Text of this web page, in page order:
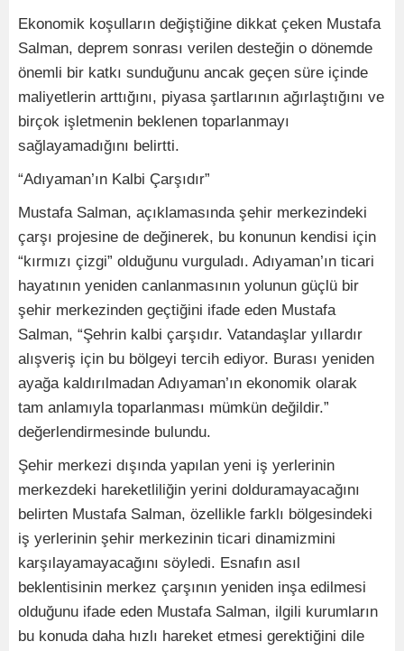
Ekonomik koşulların değiştiğine dikkat çeken Mustafa
Salman, deprem sonrası verilen desteğin o dönemde
önemli bir katkı sunduğunu ancak geçen süre içinde
maliyetlerin arttığını, piyasa şartlarının ağırlaştığını ve
birçok işletmenin beklenen toparlanmayı
sağlayamadığını belirtti.
“Adıyaman’ın Kalbi Çarşıdır”
Mustafa Salman, açıklamasında şehir merkezindeki
çarşı projesine de değinerek, bu konunun kendisi için
“kırmızı çizgi” olduğunu vurguladı. Adıyaman’ın ticari
hayatının yeniden canlanmasının yolunun güçlü bir
şehir merkezinden geçtiğini ifade eden Mustafa
Salman, “Şehrin kalbi çarşıdır. Vatandaşlar yıllardır
alışveriş için bu bölgeyi tercih ediyor. Burası yeniden
ayağa kaldırılmadan Adıyaman’ın ekonomik olarak
tam anlamıyla toparlanması mümkün değildir.”
değerlendirmesinde bulundu.
Şehir merkezi dışında yapılan yeni iş yerlerinin
merkezdeki hareketliliğin yerini dolduramayacağını
belirten Mustafa Salman, özellikle farklı bölgesindeki
iş yerlerinin şehir merkezinin ticari dinamizmini
karşılayamayacağını söyledi. Esnafın asıl
beklentisinin merkez çarşının yeniden inşa edilmesi
olduğunu ifade eden Mustafa Salman, ilgili kurumların
bu konuda daha hızlı hareket etmesi gerektiğini dile